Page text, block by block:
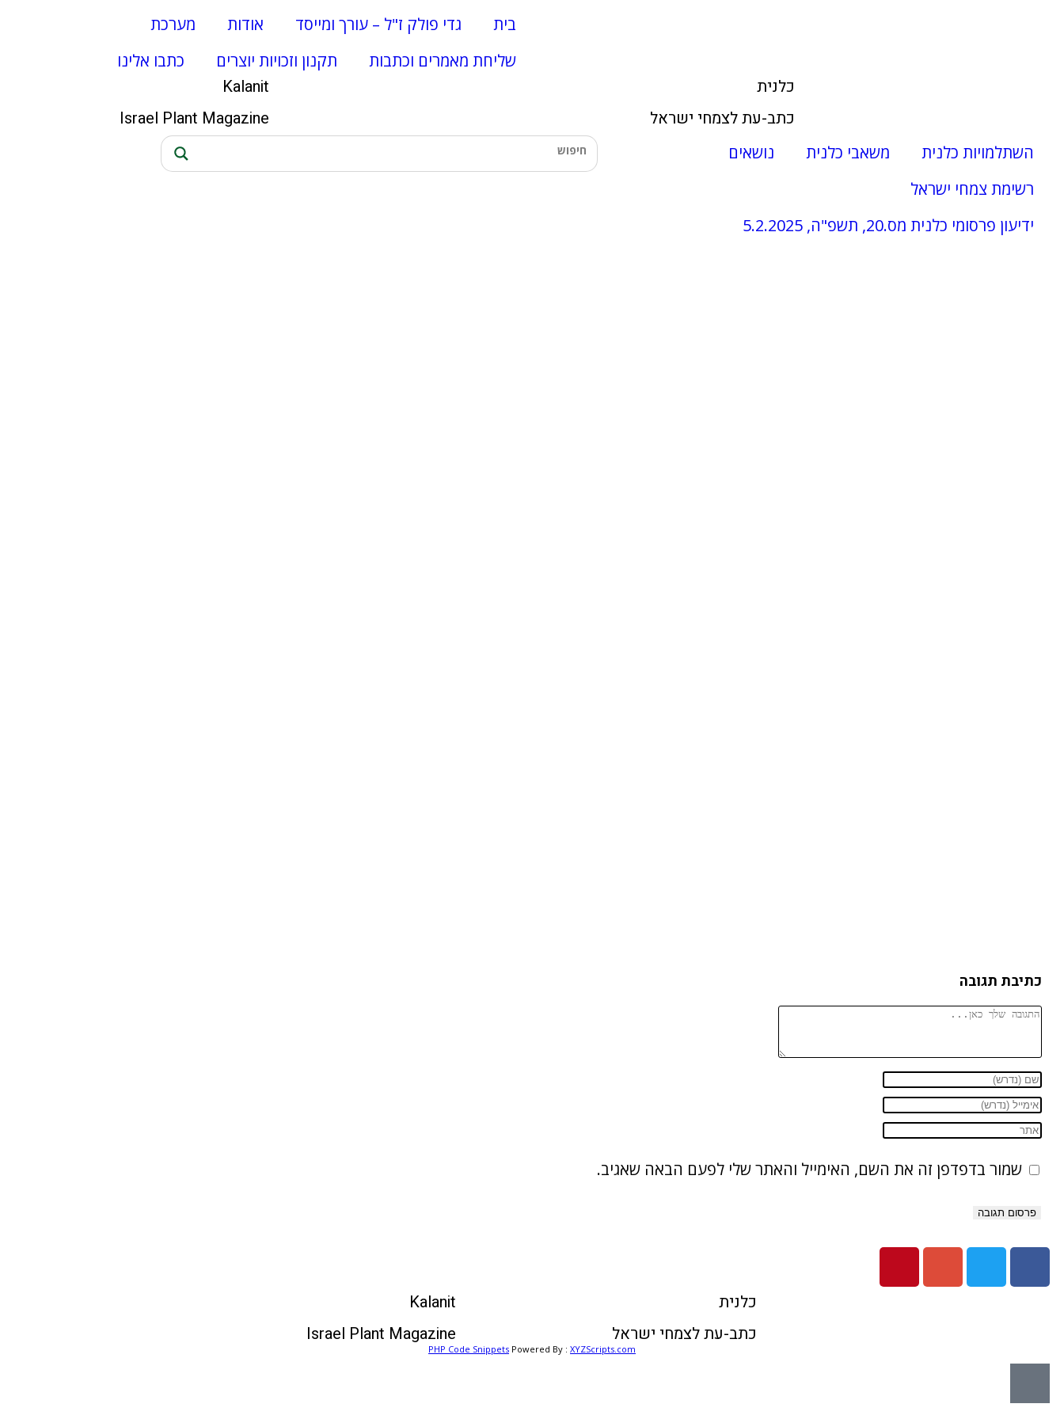
בית גדי פולק ז"ל – עורך ומייסד אודות
מערכת
שליחת מאמרים וכתבות
תקנון וזכויות יוצרים כתבו אלינו
כלנית
כתב-עת לצמחי ישראל
Kalanit
Israel Plant Magazine
השתלמויות כלנית משאבי כלנית
נושאים
רשימת צמחי ישראל
ידיעון פרסומי כלנית מס.20, תשפ"ה, 5.2.2025
כתיבת תגובה
שמור בדפדפן זה את השם, האימייל והאתר שלי לפעם הבאה שאגיב.
כלנית
כתב-עת לצמחי ישראל
Kalanit
Israel Plant Magazine
PHP Code Snippets Powered By : XYZScripts.com